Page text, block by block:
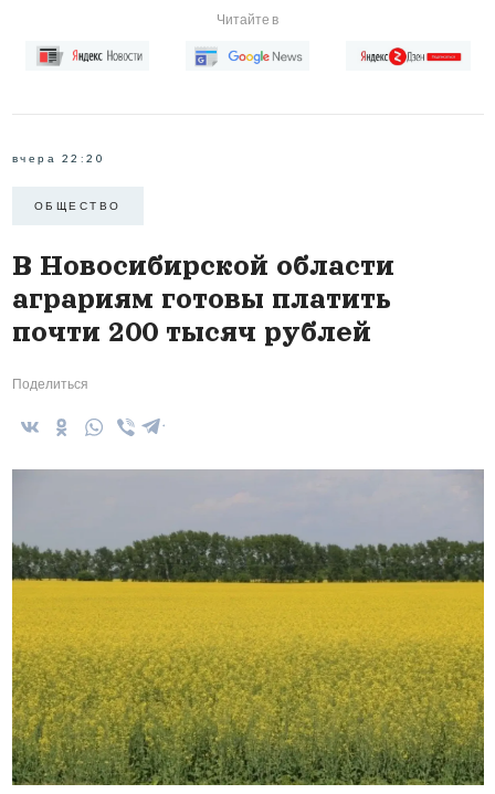
Читайте в
вчера 22:20
ОБЩЕСТВО
В Новосибирской области
аграриям готовы платить
почти 200 тысяч рублей
Поделиться